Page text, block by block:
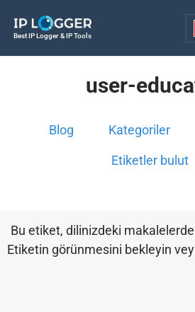
Best IP Logger & IP Tools
user-
Blog Kategoriler
Etiketler bulut